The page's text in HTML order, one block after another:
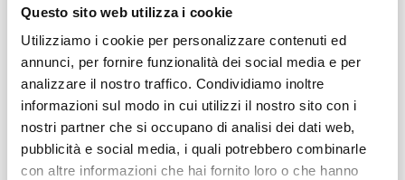
Questo sito web utilizza i cookie
Utilizziamo i cookie per personalizzare contenuti ed
annunci, per fornire funzionalità dei social media e per
analizzare il nostro traffico. Condividiamo inoltre
informazioni sul modo in cui utilizzi il nostro sito con i
nostri partner che si occupano di analisi dei dati web,
pubblicità e social media, i quali potrebbero combinarle
con altre informazioni che hai fornito loro o che hanno
"RADARDRONE," the drone interception systems
technology project funded by Sardegna Ricerche and
developed by INAF Osservatorio Astronomico di Cagliari
together with DIEE of the University of Cagliari, comes to
an end. The objectives were achieved also thanks to the
collaboration with the Aerospace District of Sardinia
(DASS) and the consequent availability of the Aliquirra
airfield, essential for aircraft testing.